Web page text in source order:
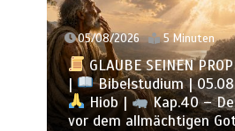
05/08/2026 5 Minuten
GLAUBE SEINEN
|
Bibelstudium |
Hiob |
Kap.40 –
vor dem allmächtigen